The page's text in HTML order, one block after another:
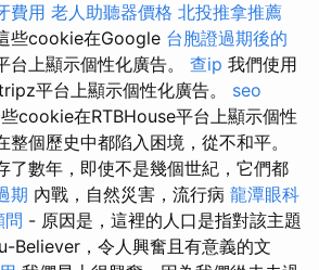
費用 老人助聽器價格 北投推拿推薦
些cookie在Google 台胞證過期後的
台上顯示個性化廣告。 查ip 我們使用
平台上顯示個性化廣告。 seo
cookie在RTBHouse平台上顯示個性
個歷史中都陷入困境，從不和平。
了數年，即使不是幾個世紀，它們都
期 內戰，自然災害，流行病 龍潭眼科
問 - 原因是，這裡的人口是指對該主題
Believer，令人興奮且有意義的文